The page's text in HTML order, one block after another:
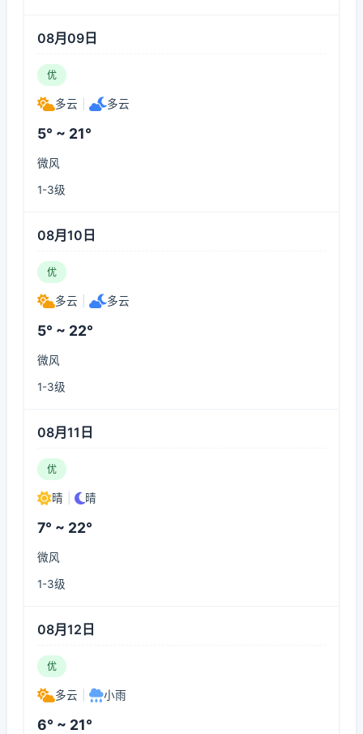
08月09日
优
多云 多云
5° ~ 21°
微风
1-3级
08月10日
优
多云 多云
5° ~ 22°
微风
1-3级
08月11日
优
晴 晴
7° ~ 22°
微风
1-3级
08月12日
优
多云 小雨
6° ~ 21°